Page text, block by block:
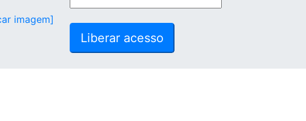
imagem]